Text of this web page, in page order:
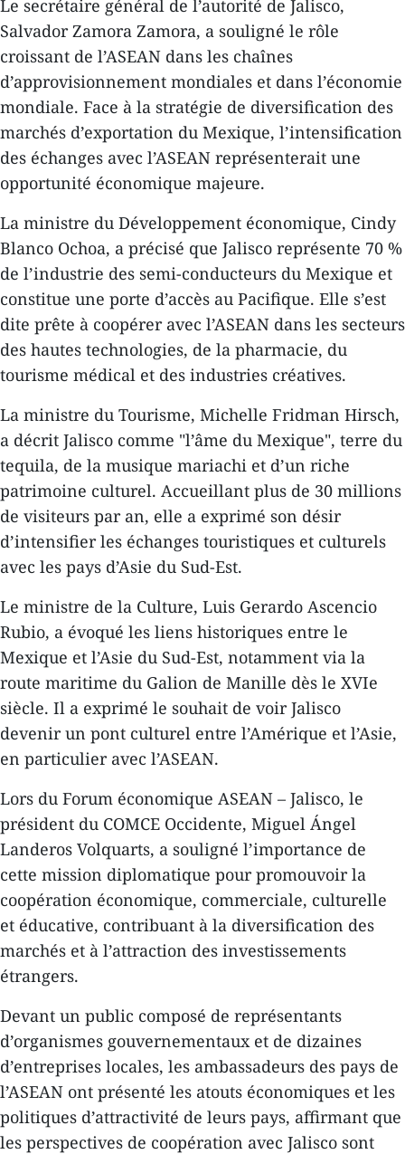
Le secrétaire général de l’autorité de Jalisco,
Salvador Zamora Zamora, a souligné le rôle
croissant de l’ASEAN dans les chaînes
d’approvisionnement mondiales et dans l’économie
mondiale. Face à la stratégie de diversification des
marchés d’exportation du Mexique, l’intensification
des échanges avec l’ASEAN représenterait une
opportunité économique majeure.
La ministre du Développement économique, Cindy
Blanco Ochoa, a précisé que Jalisco représente 70 %
de l’industrie des semi-conducteurs du Mexique et
constitue une porte d’accès au Pacifique. Elle s’est
dite prête à coopérer avec l’ASEAN dans les secteurs
des hautes technologies, de la pharmacie, du
tourisme médical et des industries créatives.
La ministre du Tourisme, Michelle Fridman Hirsch,
a décrit Jalisco comme "l’âme du Mexique", terre du
tequila, de la musique mariachi et d’un riche
patrimoine culturel. Accueillant plus de 30 millions
de visiteurs par an, elle a exprimé son désir
d’intensifier les échanges touristiques et culturels
avec les pays d’Asie du Sud-Est.
Le ministre de la Culture, Luis Gerardo Ascencio
Rubio, a évoqué les liens historiques entre le
Mexique et l’Asie du Sud-Est, notamment via la
route maritime du Galion de Manille dès le XVIe
siècle. Il a exprimé le souhait de voir Jalisco
devenir un pont culturel entre l’Amérique et l’Asie,
en particulier avec l’ASEAN.
Lors du Forum économique ASEAN – Jalisco, le
président du COMCE Occidente, Miguel Ángel
Landeros Volquarts, a souligné l’importance de
cette mission diplomatique pour promouvoir la
coopération économique, commerciale, culturelle
et éducative, contribuant à la diversification des
marchés et à l’attraction des investissements
étrangers.
Devant un public composé de représentants
d’organismes gouvernementaux et de dizaines
d’entreprises locales, les ambassadeurs des pays de
l’ASEAN ont présenté les atouts économiques et les
politiques d’attractivité de leurs pays, affirmant que
les perspectives de coopération avec Jalisco sont